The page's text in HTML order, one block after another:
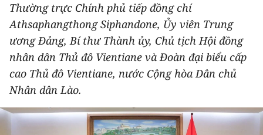
PHÁP LUẬT
DU LỊCH
THẾ GIỚI
THỂ THAO
GIÁO DỤC
Thường trực Chính phủ tiếp đồng chí
Athsaphangthong Siphandone, Ủy viên Trung
ương Đảng, Bí thư Thành ủy, Chủ tịch Hội đồng
nhân dân Thủ đô Vientiane và Đoàn đại biểu cấp
cao Thủ đô Vientiane, nước Cộng hòa Dân chủ
Nhân dân Lào.